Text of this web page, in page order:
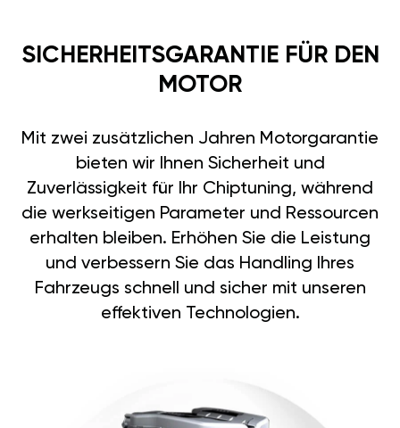
SICHERHEITSGARANTIE FÜR DEN
MOTOR
Mit zwei zusätzlichen Jahren Motorgarantie
bieten wir Ihnen Sicherheit und
Zuverlässigkeit für Ihr Chiptuning, während
die werkseitigen Parameter und Ressourcen
erhalten bleiben. Erhöhen Sie die Leistung
und verbessern Sie das Handling Ihres
Fahrzeugs schnell und sicher mit unseren
effektiven Technologien.